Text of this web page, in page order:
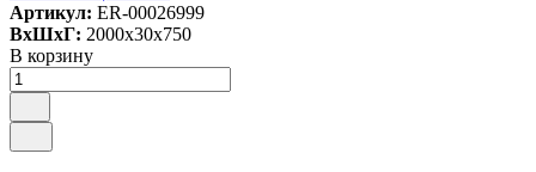
Артикул: ER-00026999
ВxШxГ: 2000x30x750
В корзину